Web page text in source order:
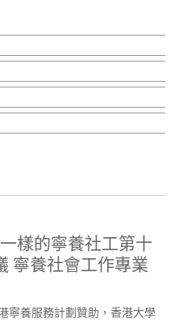
樣的寧養社工第十
寧養社會工作專業
寧養服務計劃贊助，香港大學